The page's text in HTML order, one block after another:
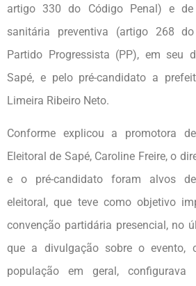
artigo 330 do Código Penal) e
sanitária preventiva (artigo 268
Partido Progressista (PP), em seu
Sapé, e pelo pré-candidato a
Limeira Ribeiro Neto.
Conforme explicou a promotora
Eleitoral de Sapé, Caroline Freire, o
e o pré-candidato foram alvos
eleitoral, que teve como objetivo
convenção partidária presencial, no
que a divulgação sobre o evento,
população em geral,